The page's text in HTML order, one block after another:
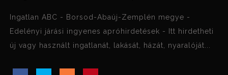
Ingatlan ABC - Borsod-Abaúj-Zemplén megye -
Edelényi járási ingyenes apróhirdetések - Itt hirdetheti
új vagy használt ingatlanát, lakását, házát, nyaralóját...